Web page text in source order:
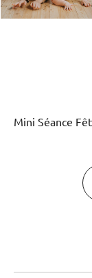
Mini Séance